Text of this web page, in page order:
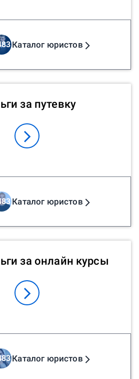
Каталог юристов
за путевку
Каталог юристов
за онлайн курсы
Каталог юристов